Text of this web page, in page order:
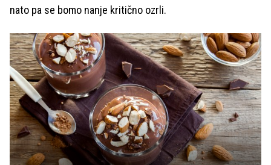
nato pa se bomo nanje kritično ozrli.